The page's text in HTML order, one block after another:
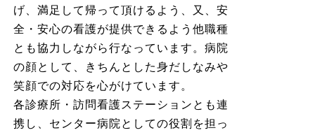
げ、満足して帰って頂けるよう、又、安
全・安心の看護が提供できるよう他職種
とも協力しながら行なっています。病院
の顔として、きちんとした身だしなみや
笑顔での対応を心がけています。
各診療所・訪問看護ステーションとも連
携し、センター病院としての役割を担っ